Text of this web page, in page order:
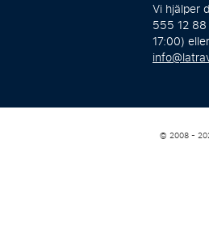
Vi hjälper
555 12
17:00)
© 2008 -